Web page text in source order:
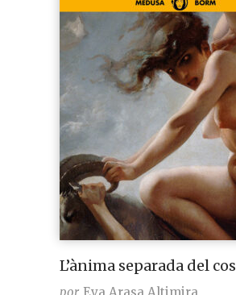
L’ànima separada del cos